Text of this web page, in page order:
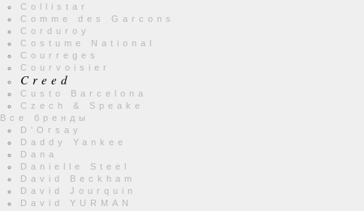
Collistar
Comme des Garcons
Corduroy
Costume National
Courreges
Courvoisier
Creed
Custo Barcelona
Czech & Speake
Все бренды
D'Orsay
Daddy Yankee
Dana
Danielle Steel
David Beckham
David Jourquin
David YURMAN